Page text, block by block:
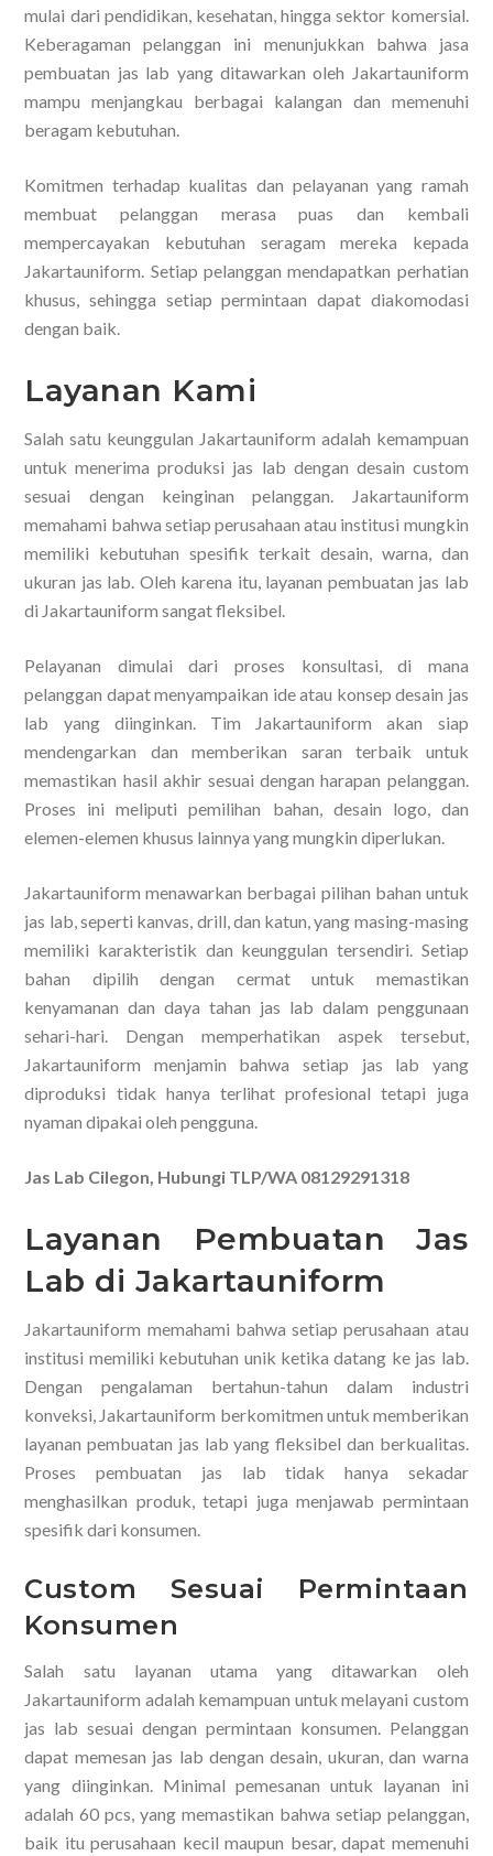
mulai dari pendidikan, kesehatan, hingga sektor komersial.
Keberagaman pelanggan ini menunjukkan bahwa jasa
pembuatan jas lab yang ditawarkan oleh Jakartauniform
mampu menjangkau berbagai kalangan dan memenuhi
beragam kebutuhan.
Komitmen terhadap kualitas dan pelayanan yang ramah
membuat pelanggan merasa puas dan kembali
mempercayakan kebutuhan seragam mereka kepada
Jakartauniform. Setiap pelanggan mendapatkan perhatian
khusus, sehingga setiap permintaan dapat diakomodasi
dengan baik.
Layanan Kami
Salah satu keunggulan Jakartauniform adalah kemampuan
untuk menerima produksi jas lab dengan desain custom
sesuai dengan keinginan pelanggan. Jakartauniform
memahami bahwa setiap perusahaan atau institusi mungkin
memiliki kebutuhan spesifik terkait desain, warna, dan
ukuran jas lab. Oleh karena itu, layanan pembuatan jas lab
di Jakartauniform sangat fleksibel.
Pelayanan dimulai dari proses konsultasi, di mana
pelanggan dapat menyampaikan ide atau konsep desain jas
lab yang diinginkan. Tim Jakartauniform akan siap
mendengarkan dan memberikan saran terbaik untuk
memastikan hasil akhir sesuai dengan harapan pelanggan.
Proses ini meliputi pemilihan bahan, desain logo, dan
elemen-elemen khusus lainnya yang mungkin diperlukan.
Jakartauniform menawarkan berbagai pilihan bahan untuk
jas lab, seperti kanvas, drill, dan katun, yang masing-masing
memiliki karakteristik dan keunggulan tersendiri. Setiap
bahan dipilih dengan cermat untuk memastikan
kenyamanan dan daya tahan jas lab dalam penggunaan
sehari-hari. Dengan memperhatikan aspek tersebut,
Jakartauniform menjamin bahwa setiap jas lab yang
diproduksi tidak hanya terlihat profesional tetapi juga
nyaman dipakai oleh pengguna.
Jas Lab Cilegon, Hubungi TLP/WA 08129291318
Layanan Pembuatan Jas
Lab di Jakartauniform
Jakartauniform memahami bahwa setiap perusahaan atau
institusi memiliki kebutuhan unik ketika datang ke jas lab.
Dengan pengalaman bertahun-tahun dalam industri
konveksi, Jakartauniform berkomitmen untuk memberikan
layanan pembuatan jas lab yang fleksibel dan berkualitas.
Proses pembuatan jas lab tidak hanya sekadar
menghasilkan produk, tetapi juga menjawab permintaan
spesifik dari konsumen.
Custom Sesuai Permintaan
Konsumen
Salah satu layanan utama yang ditawarkan oleh
Jakartauniform adalah kemampuan untuk melayani custom
jas lab sesuai dengan permintaan konsumen. Pelanggan
dapat memesan jas lab dengan desain, ukuran, dan warna
yang diinginkan. Minimal pemesanan untuk layanan ini
adalah 60 pcs, yang memastikan bahwa setiap pelanggan,
baik itu perusahaan kecil maupun besar, dapat memenuhi